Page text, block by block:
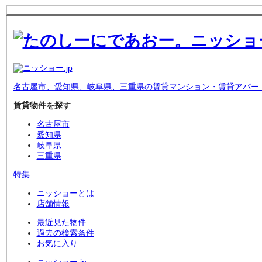
名古屋市、愛知県、岐阜県、三重県の賃貸マンション・賃貸アパー
賃貸物件を探す
名古屋市
愛知県
岐阜県
三重県
特集
ニッショーとは
店舗情報
最近見た物件
過去の検索条件
お気に入り